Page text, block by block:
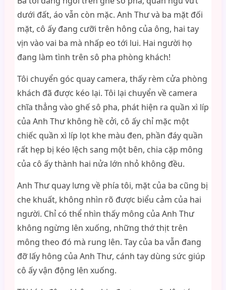
dưới đất, áo vẫn còn mặc. Anh Thư và ba mặt đối
mặt, cô ấy đang cưỡi trên hông của ông, hai tay
vịn vào vai ba mà nhấp eo tới lui. Hai người họ
đang làm tình trên sô pha phòng khách!
Tôi chuyển góc quay camera, thấy rèm cửa phòng
khách đã được kéo lại. Tôi lại chuyển về camera
chĩa thẳng vào ghế sô pha, phát hiện ra quần xì líp
của Anh Thư không hề cởi, cô ấy chỉ mặc một
chiếc quần xì líp lọt khe màu đen, phần đáy quần
rất hẹp bị kéo lệch sang một bên, chia cặp mông
của cô ấy thành hai nửa lớn nhỏ không đều.
Anh Thư quay lưng về phía tôi, mặt của ba cũng bị
che khuất, không nhìn rõ được biểu cảm của hai
người. Chỉ có thể nhìn thấy mông của Anh Thư
không ngừng lên xuống, những thớ thịt trên
mông theo đó mà rung lên. Tay của ba vẫn đang
đỡ lấy hông của Anh Thư, cánh tay dùng sức giúp
cô ấy vận động lên xuống.